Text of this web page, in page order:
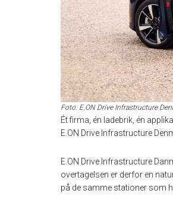
Foto: E.ON Drive Infrastructure
Ét firma, én ladebrik, én
E.ON Drive Infrastructure
E.ON Drive Infrastructure
overtagelsen er derfor en
på de samme stationer som